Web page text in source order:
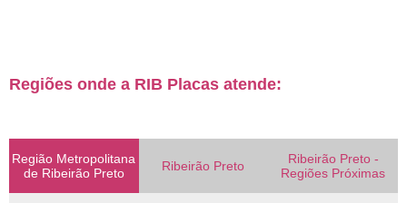
Regiões onde a RIB Placas atende:
Região Metropolitana
de Ribeirão Preto
Ribeirão Preto
Ribeirão Preto -
Regiões Próximas